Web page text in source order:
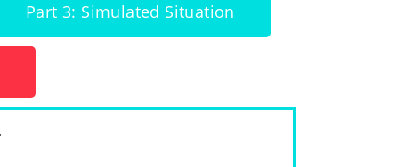
Part 3: Simulated Situation